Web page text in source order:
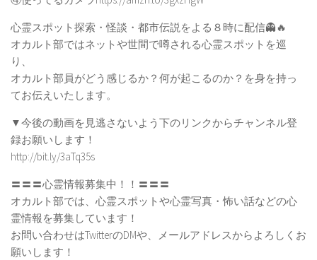
心霊スポット探索・怪談・都市伝説をよる８時に配信👻🔥
オカルト部ではネットや世間で噂される心霊スポットを巡
り、
オカルト部員がどう感じるか？何が起こるのか？を身を持っ
てお伝えいたします。
▼今後の動画を見逃さないよう下のリンクからチャンネル登
録お願いします！
http://bit.ly/3aTq35s
〓〓〓心霊情報募集中！！〓〓〓
オカルト部では、心霊スポットや心霊写真・怖い話などの心
霊情報を募集しています！
お問い合わせはTwitterのDMや、メールアドレスからよろしくお
願いします！